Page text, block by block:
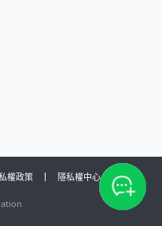
權政策 隱私權中心